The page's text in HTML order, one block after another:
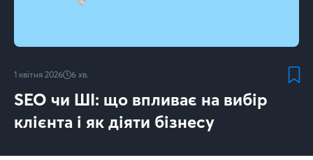
1 квітня 2026 6 хв.
SEO чи ШІ: що впливає на вибір
клієнта і як діяти бізнесу